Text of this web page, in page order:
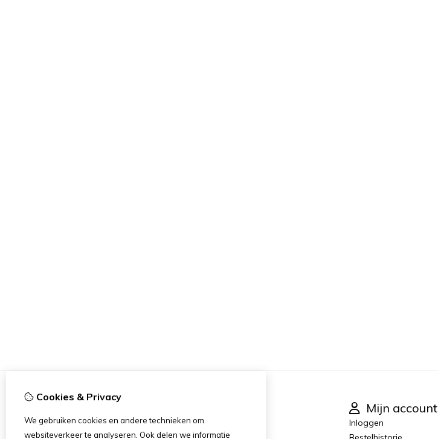
Meetinformatie
Mijn account
Inloggen
Cookies & Privacy
We gebruiken cookies en andere technieken om
websiteverkeer te analyseren. Ook delen we informatie